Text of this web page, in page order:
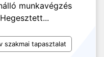
munkavégzés
szakmai tapasztalat